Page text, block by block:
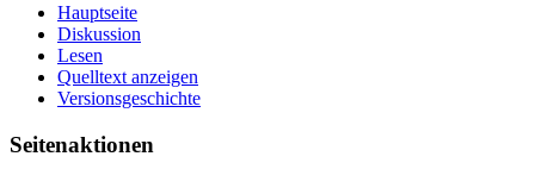
Hauptseite
Diskussion
Lesen
Quelltext anzeigen
Versionsgeschichte
Seitenaktionen